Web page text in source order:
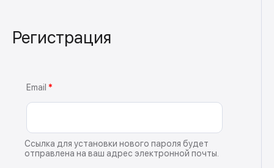
Регистрация
Email *
Ссылка для установки нового пароля будет
отправлена ​​на ваш адрес электронной почты.